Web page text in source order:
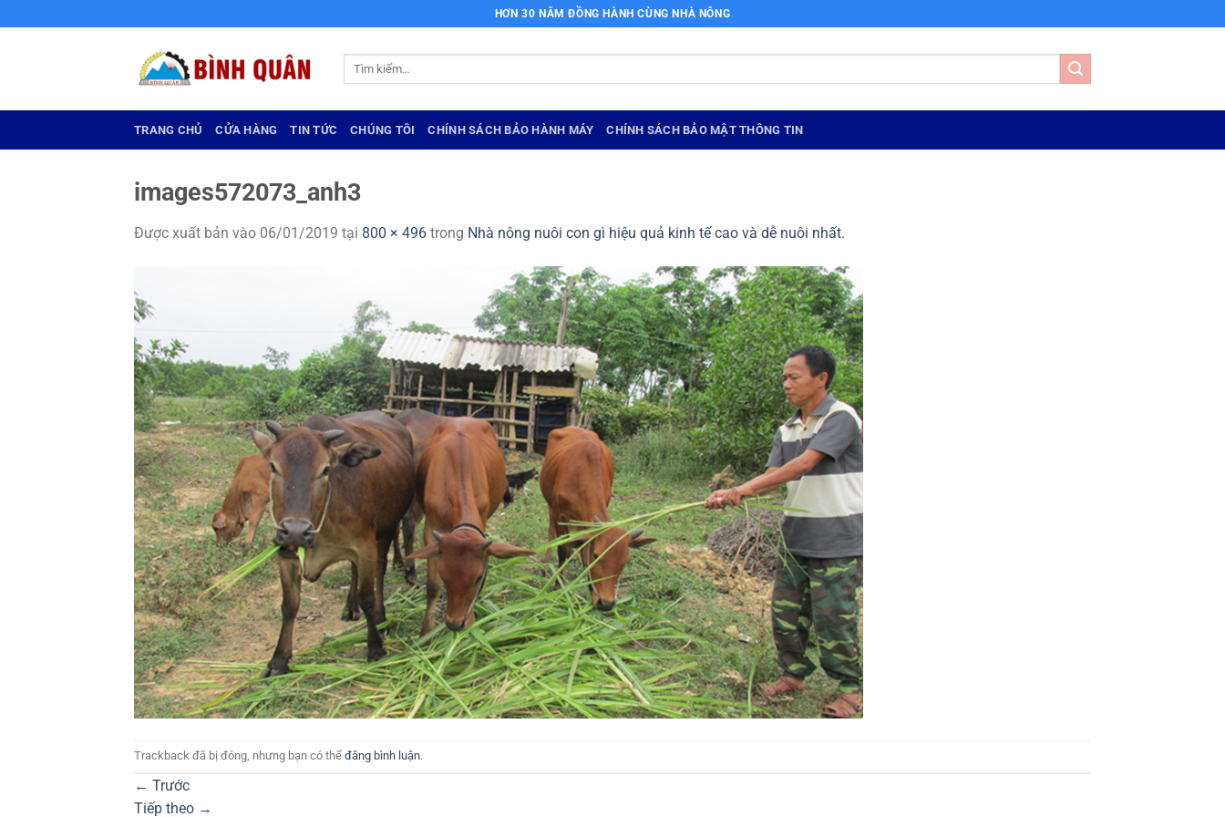
qua
HƠN 30 NĂM ĐỒNG HÀNH CÙNG NHÀ NÔNG
TRANG CHỦ CỬA HÀNG TIN TỨC CHÚNG TÔI CHÍNH SÁCH BẢO HÀNH MÁY CHÍNH SÁCH BẢO MẬT THÔNG TIN
images572073_anh3
Được xuất bản vào 06/01/2019 tại 800 × 496 trong Nhà nông nuôi con gì hiệu quả kinh tế cao và dễ nuôi nhất.
Trackback đã bị đóng, nhưng bạn có thể đăng bình luận.
← Trước
Tiếp theo →